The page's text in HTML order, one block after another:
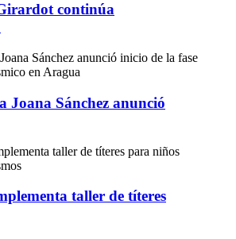
continúa
Joana Sánchez anunció
taller de títeres